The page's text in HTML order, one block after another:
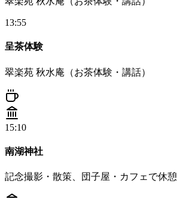
13:55
呈茶体験
翠楽苑 秋水庵（お茶体験・講話）
15:10
南湖神社
記念撮影・散策、団子屋・カフェで休憩